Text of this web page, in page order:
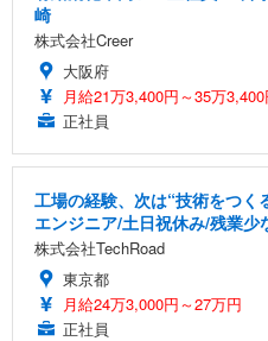
崎
株式会社Creer
大阪府
月給21万3,400円～35万3,400
正社員
工場の経験、次は“技術をつ
エンジニア/土日祝休み/残業
株式会社TechRoad
東京都
月給24万3,000円～27万円
正社員